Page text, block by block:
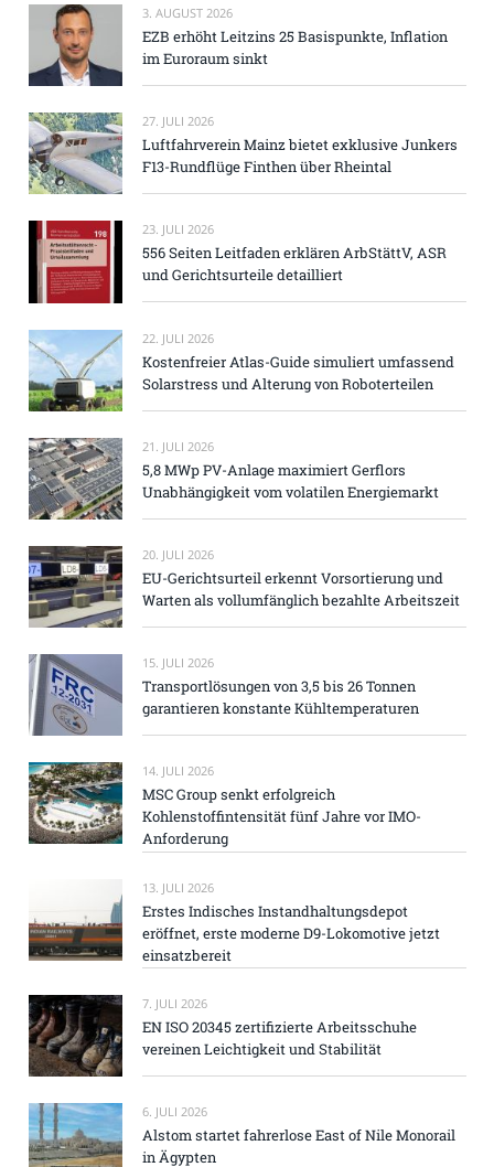
3. AUGUST 2026
EZB erhöht Leitzins 25 Basispunkte, Inflation
im Euroraum sinkt
27. JULI 2026
Luftfahrverein Mainz bietet exklusive Junkers
F13-Rundflüge Finthen über Rheintal
23. JULI 2026
556 Seiten Leitfaden erklären ArbStättV, ASR
und Gerichtsurteile detailliert
22. JULI 2026
Kostenfreier Atlas-Guide simuliert umfassend
Solarstress und Alterung von Roboterteilen
21. JULI 2026
5,8 MWp PV-Anlage maximiert Gerflors
Unabhängigkeit vom volatilen Energiemarkt
20. JULI 2026
EU-Gerichtsurteil erkennt Vorsortierung und
Warten als vollumfänglich bezahlte Arbeitszeit
15. JULI 2026
Transportlösungen von 3,5 bis 26 Tonnen
garantieren konstante Kühltemperaturen
14. JULI 2026
MSC Group senkt erfolgreich
Kohlenstoffintensität fünf Jahre vor IMO-
Anforderung
13. JULI 2026
Erstes Indisches Instandhaltungsdepot
eröffnet, erste moderne D9-Lokomotive jetzt
einsatzbereit
7. JULI 2026
EN ISO 20345 zertifizierte Arbeitsschuhe
vereinen Leichtigkeit und Stabilität
6. JULI 2026
Alstom startet fahrerlose East of Nile Monorail
in Ägypten